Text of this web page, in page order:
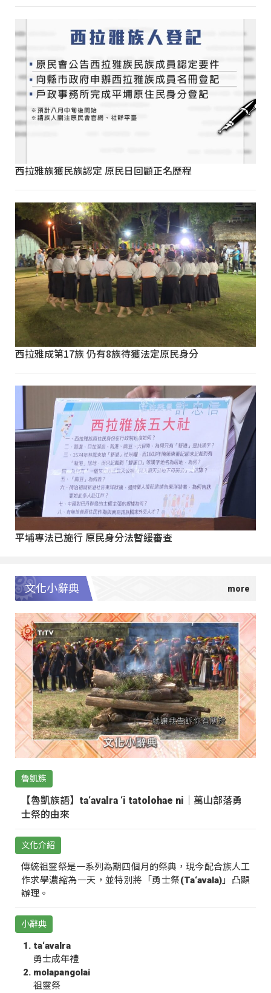
西拉雅族獲民族認定 原民日回顧正名歷程
西拉雅成第17族 仍有8族待獲法定原民身分
平埔專法已施行 原民身分法暫緩審查
文化小辭典
魯凱族
【魯凱族語】ta‘avalra ‘i tatolohae ni｜萬山部落勇
士祭的由來
文化介紹
傳統祖靈祭是一系列為期四個月的祭典，現今配合族人工
作求學濃縮為一天，並特別將「勇士祭(Ta‘avala)」凸顯
辦理。
小辭典
ta‘avalra
勇士成年禮
molapangolai
祖靈祭